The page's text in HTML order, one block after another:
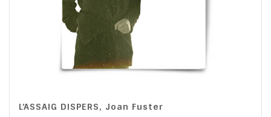
L’ASSAIG DISPERS, Joan Fuster